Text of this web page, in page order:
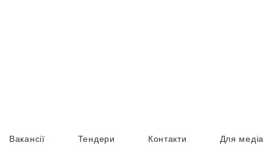
Вакансії Тендери Контакти Для медіа